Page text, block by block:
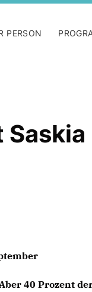
PERSON
40 Prozent